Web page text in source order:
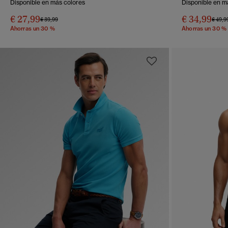
Disponible en más colores
€ 27,99Precio rebajado de
€ 39,99a
Ahorras un 30 %
Disponible en
€ 34,99€
Ahorras un 30 %